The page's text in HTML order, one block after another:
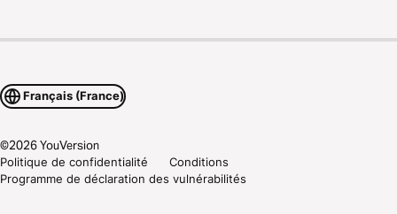
Français (France)
©2026YouVersion
Politique de confidentialité
Conditions
Programme de déclaration des vulnérabilités